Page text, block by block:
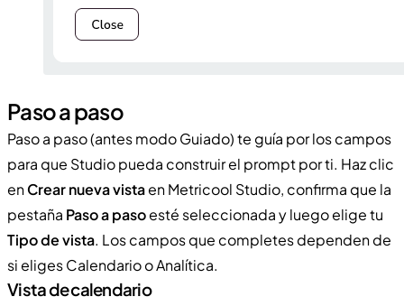
Paso a paso
Paso a paso (antes modo Guiado) te guía por los campos
para que Studio pueda construir el prompt por ti. Haz clic
enCrear nueva vistaen Metricool Studio, confirma que la
pestaña Paso a pasoesté seleccionada y luego elige tu
Tipo de vista. Los campos que completes dependen de
si eliges Calendario o Analítica.
Vista de calendario